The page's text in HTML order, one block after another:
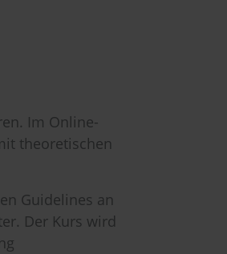
Im Online-
theoretischen
Guidelines an
Der Kurs wird